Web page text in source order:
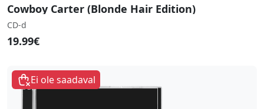
Cowboy Carter (Blonde Hair Edition)
CD-d
19.99€
Ei ole saadaval